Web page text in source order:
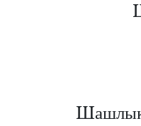
Шашлык